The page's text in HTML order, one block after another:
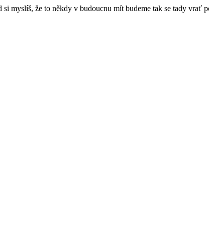
myslíš, že to někdy v budoucnu mít budeme tak se tady vrať